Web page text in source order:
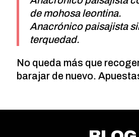
de mohosa leontina.
Anacrónico paisajista
terquedad.
No queda más que
barajar de nuevo.